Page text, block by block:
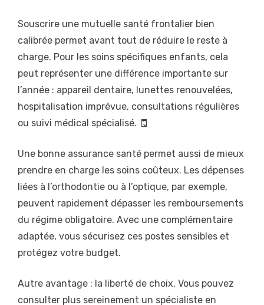
Souscrire une mutuelle santé frontalier bien
calibrée permet avant tout de réduire le reste à
charge. Pour les soins spécifiques enfants, cela
peut représenter une différence importante sur
l’année : appareil dentaire, lunettes renouvelées,
hospitalisation imprévue, consultations régulières
ou suivi médical spécialisé. 🧾
Une bonne assurance santé permet aussi de mieux
prendre en charge les soins coûteux. Les dépenses
liées à l’orthodontie ou à l’optique, par exemple,
peuvent rapidement dépasser les remboursements
du régime obligatoire. Avec une complémentaire
adaptée, vous sécurisez ces postes sensibles et
protégez votre budget.
Autre avantage : la liberté de choix. Vous pouvez
consulter plus sereinement un spécialiste en